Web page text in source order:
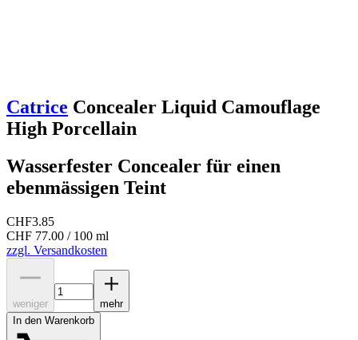
Catrice Concealer Liquid Camouflage
High Porcellain
Wasserfester Concealer für einen
ebenmässigen Teint
CHF3.85
CHF 77.00 / 100 ml
zzgl. Versandkosten
weniger
mehr
In den Warenkorb